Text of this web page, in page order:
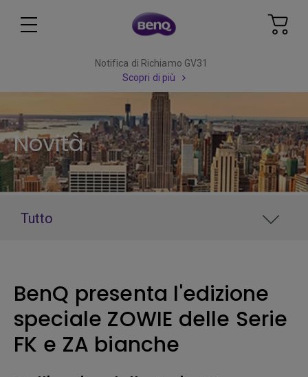
Notifica di Richiamo GV31
Scopri di più
Novità
Tutto
BenQ presenta l'edizione
speciale ZOWIE delle Serie
FK e ZA bianche